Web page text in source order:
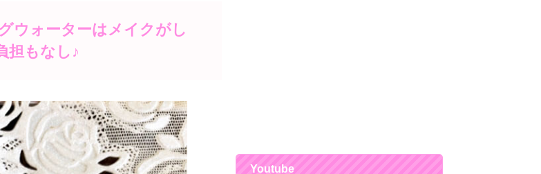
ウォーターはメイクがし
担もなし♪
Youtube